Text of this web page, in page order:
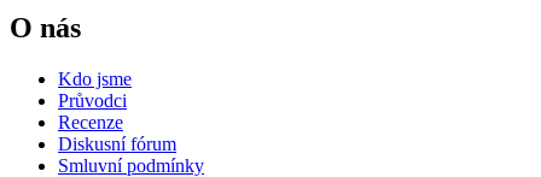
O nás
Kdo jsme
Průvodci
Recenze
Diskusní fórum
Smluvní podmínky